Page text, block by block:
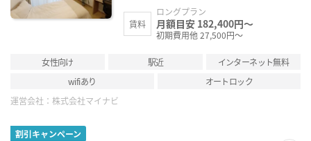
賃料
ロングプラン
月額目安 182,400円～
初期費用他 27,500円～
女性向け 駅近
インターネット無料
wifiあり
オートロック
運営会社： 株式会社マイナビ
割引キャンペーン